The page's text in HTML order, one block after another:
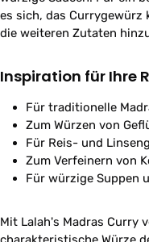
es sich, das Currygewürz
die weiteren Zutaten
Inspiration für Ihre
Für traditionelle
Zum Würzen von
Für Reis- und
Zum Verfeinern von
Für würzige Suppen
Mit Lalah's Madras Curry